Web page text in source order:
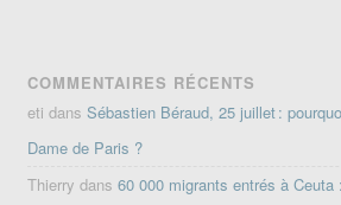
COMMENTAIRES RÉCENTS
eti dansSébastien Béraud, 25 juillet :
Dame de Paris ?
Thierry dans60 000 migrants entrés à Ceuta